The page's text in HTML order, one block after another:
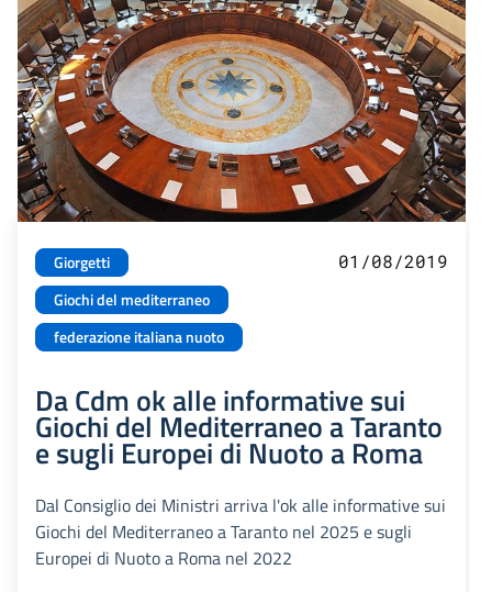
Giorgetti
Giochi del mediterraneo
federazione italiana nuoto
01/08/2019
Da Cdm ok alle informative sui
Giochi del Mediterraneo a Taranto
e sugli Europei di Nuoto a Roma
Dal Consiglio dei Ministri arriva l'ok alle informative sui
Giochi del Mediterraneo a Taranto nel 2025 e sugli
Europei di Nuoto a Roma nel 2022